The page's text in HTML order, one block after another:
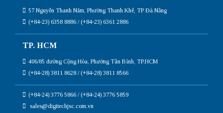
57 Nguyễn Thanh Năm, Phường Thanh Khê, TP Đà Nẵng
(+84-23) 6358 8886 / (+84-23) 6361 2886
TP. HCM
406/85 đường Cộng Hòa, Phường Tân Bình, TP.HCM
(+84-28) 3811 8628 / (+84-28) 3811 8566
(+84-24) 3776 5866 / (+84-24) 3776 5859
sales@digitechjsc.com.vn